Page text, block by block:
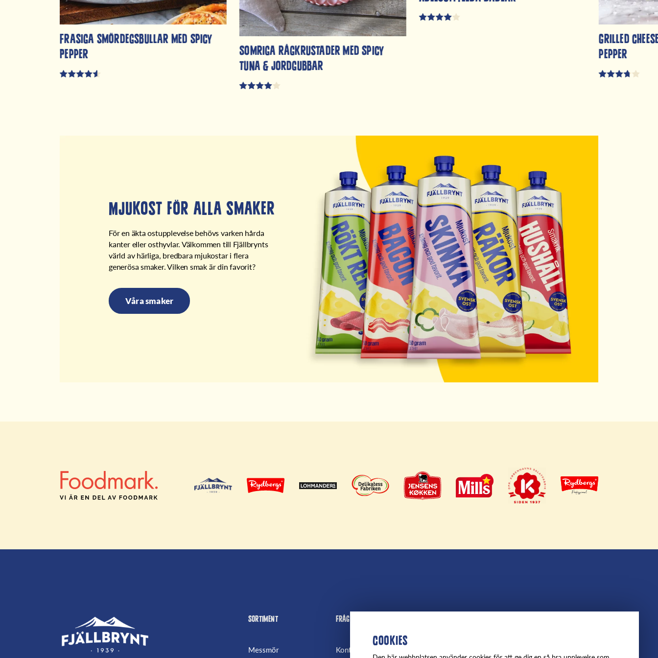
Cookies
Frasiga smördegsbullar med Spicy
Pepper
Somriga rågkrustader med Spicy
tuna & jordgubbar
Grilled
pepper
Mjukost för alla smaker
För en äkta ostupplevelse behövs varken hårda
kanter eller osthyvlar. Välkommen till Fjällbrynts
värld av härliga, bredbara mjukostar i flera
generösa smaker. Vilken smak är din favorit?
Våra smaker
Sortiment
Messmör
Frågor
Kontakta oss